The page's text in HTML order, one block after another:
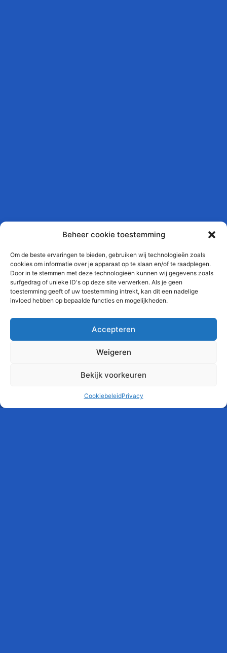
Beheer cookie toestemming
Om de beste ervaringen te bieden, gebruiken wij technologieën zoals
cookies om informatie over je apparaat op te slaan en/of te raadplegen.
Door in te stemmen met deze technologieën kunnen wij gegevens zoals
surfgedrag of unieke ID's op deze site verwerken. Als je geen
toestemming geeft of uw toestemming intrekt, kan dit een nadelige
invloed hebben op bepaalde functies en mogelijkheden.
Accepteren
Weigeren
Bekijk voorkeuren
CookiebeleidPrivacy